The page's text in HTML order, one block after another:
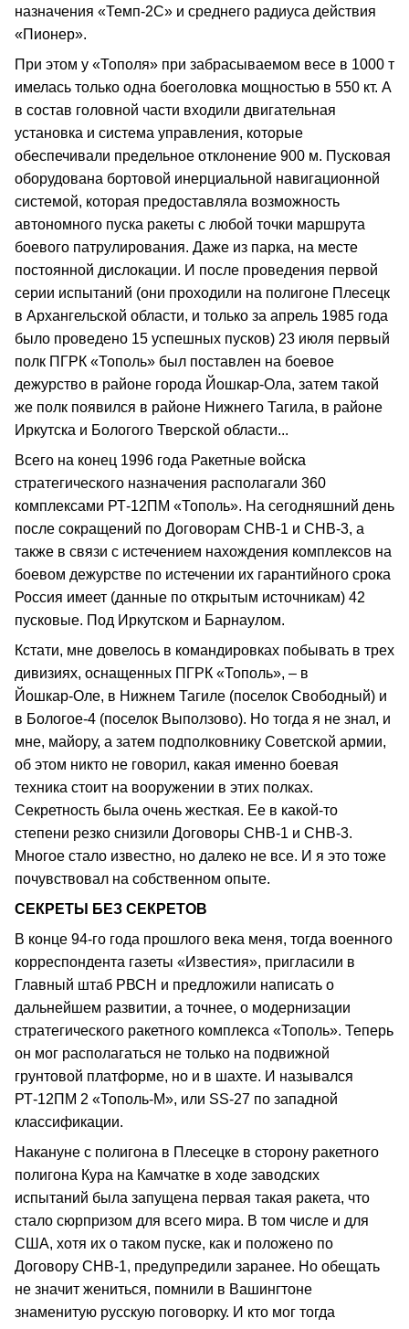
назначения «Темп‑2С» и среднего радиуса действия
«Пионер».
При этом у «Тополя» при забрасываемом весе в 1000 т
имелась только одна боеголовка мощностью в 550 кт. А
в состав головной части входили двигательная
установка и система управления, которые
обеспечивали предельное отклонение 900 м. Пусковая
оборудована бортовой инерциальной навигационной
системой, которая предоставляла возможность
автономного пуска ракеты с любой точки маршрута
боевого патрулирования. Даже из парка, на месте
постоянной дислокации. И после проведения первой
серии испытаний (они проходили на полигоне Плесецк
в Архангельской области, и только за апрель 1985 года
было проведено 15 успешных пусков) 23 июля первый
полк ПГРК «Тополь» был поставлен на боевое
дежурство в районе города Йошкар‑Ола, затем такой
же полк появился в районе Нижнего Тагила, в районе
Иркутска и Бологого Тверской области...
Всего на конец 1996 года Ракетные войска
стратегического назначения располагали 360
комплексами РТ‑12ПМ «Тополь». На сегодняшний день
после сокращений по Договорам СНВ‑1 и СНВ‑3, а
также в связи с истечением нахождения комплексов на
боевом дежурстве по истечении их гарантийного срока
Россия имеет (данные по открытым источникам) 42
пусковые. Под Иркутском и Барнаулом.
Кстати, мне довелось в командировках побывать в трех
дивизиях, оснащенных ПГРК «Тополь», – в
Йошкар‑Оле, в Нижнем Тагиле (поселок Свободный) и
в Бологое‑4 (поселок Выползово). Но тогда я не знал, и
мне, майору, а затем подполковнику Советской армии,
об этом никто не говорил, какая именно боевая
техника стоит на вооружении в этих полках.
Секретность была очень жесткая. Ее в какой‑то
степени резко снизили Договоры СНВ‑1 и СНВ‑3.
Многое стало известно, но далеко не все. И я это тоже
почувствовал на собственном опыте.
СЕКРЕТЫ БЕЗ СЕКРЕТОВ
В конце 94‑го года прошлого века меня, тогда военного
корреспондента газеты «Известия», пригласили в
Главный штаб РВСН и предложили написать о
дальнейшем развитии, а точнее, о модернизации
стратегического ракетного комплекса «Тополь». Теперь
он мог располагаться не только на подвижной
грунтовой платформе, но и в шахте. И назывался
РТ‑12ПМ 2 «Тополь‑М», или SS‑27 по западной
классификации.
Накануне с полигона в Плесецке в сторону ракетного
полигона Кура на Камчатке в ходе заводских
испытаний была запущена первая такая ракета, что
стало сюрпризом для всего мира. В том числе и для
США, хотя их о таком пуске, как и положено по
Договору СНВ‑1, предупредили заранее. Но обещать
не значит жениться, помнили в Вашингтоне
знаменитую русскую поговорку. И кто мог тогда